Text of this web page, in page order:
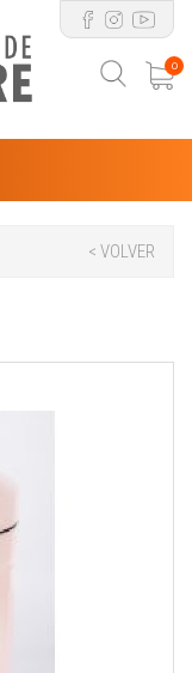
0
< VOLVER